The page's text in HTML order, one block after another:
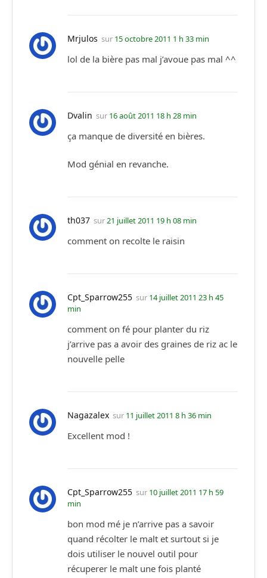
Mrjulos sur 15 octobre 2011 1 h 33 min
lol de la bière pas mal j’avoue pas mal ^^
Dvalin sur 16 août 2011 18 h 28 min
ça manque de diversité en bières.
Mod génial en revanche.
th037 sur21 juillet 2011 19 h 08 min
comment on recolte le raisin
Cpt_Sparrow255 sur 14 juillet 2011 23 h 45
min
comment on fé pour planter du riz
j’arrive pas a avoir des graines de riz ac le
nouvelle pelle
Nagazalex sur 11 juillet 2011 8 h 36 min
Excellent mod !
Cpt_Sparrow255 sur 10 juillet 2011 17 h 59
min
bon mod mé je n’arrive pas a savoir
quand récolter le malt et surtout si je
dois utiliser le nouvel outil pour
récuperer le malt une fois planté